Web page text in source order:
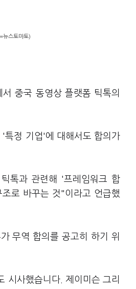
뉴스토마토)
중국 동영상 플랫폼 틱톡의
특정 기업'에 대해서도 합의가
톡과 관련해 '프레임워크 합
로 바꾸는 것"이라고 언급했
무역 합의를 공고히 하기 위
시사했습니다. 제이미슨 그리